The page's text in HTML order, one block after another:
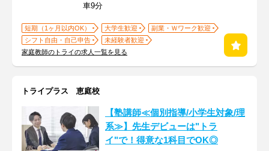
車9分
短期（1ヶ月以内OK） 大学生歓迎
副業・Ｗワーク歓迎
シフト自由・自己申告
未経験者歓迎
家庭教師のトライの求人一覧を見る
トライプラス 恵庭校
【塾講師≪個別指導/小学生対象/理
系≫】先生デビューは"トラ
イ"で！得意な1科目でOK◎